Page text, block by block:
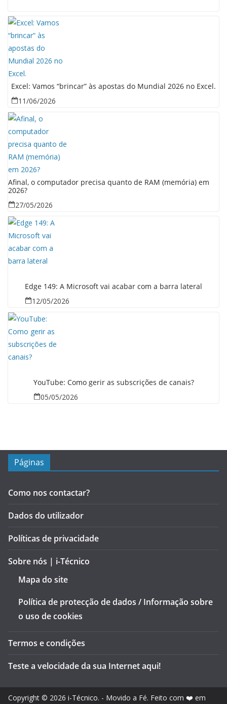
Excel: Vamos “brincar” às apostas do Mundial 2026 no Excel.
11/06/2026
Afinal, o computador precisa quanto de RAM (memória) em
2026?
27/05/2026
Edge 149: A Microsoft vai acabar com a barra lateral
12/05/2026
YouTube: Como gerir as subscrições de canais?
05/05/2026
Páginas
Como nos contactar?
Dados do utilizador
Políticas de privacidade
Sobre nós | i-Técnico
Mapa do site
Política de protecção de dados / Informação sobre
o uso de cookies
Termos e condições
Teste a velocidade da sua Internet aqui!
Copyright © 2026 i-Técnico. - Movido a Fé. Feito com ❤️ em